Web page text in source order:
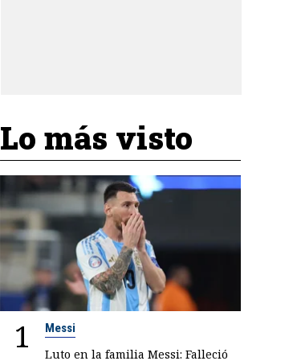
Lo más visto
1 Messi
Luto en la familia Messi: Falleció